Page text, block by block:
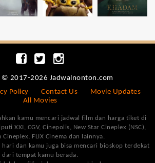
© 2017-2026 Jadwalnonton.com
Policy Contact Us
Movie Updates
All Movies
kamu mencari jadwal film dan harga tiket di
XXI, CGV, Cinepolis, New Star Cineplex (NSC),
Cineplex, FLIX Cinema dan lainnya.
hari dan kamu juga bisa mencari bioskop terdekat
dari tempat kamu berada.